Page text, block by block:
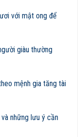
với mật ong để
giàu thường
mệnh gia tăng tài
những lưu ý cần